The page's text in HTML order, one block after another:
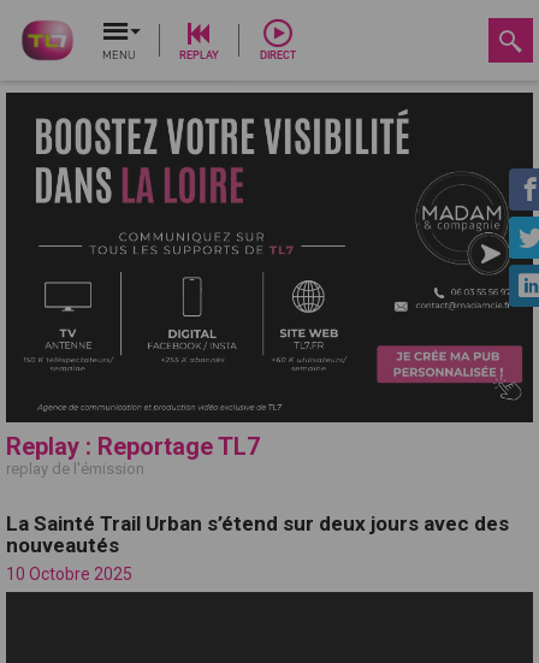
MENU REPLAY DIRECT
Replay : Reportage TL7
replay de l'émission
La Sainté Trail Urban s’étend sur deux jours avec des
nouveautés
10 Octobre 2025